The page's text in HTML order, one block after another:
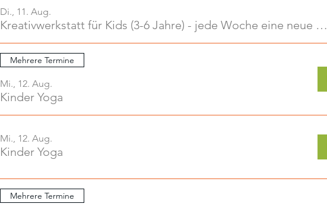
Di., 11. Aug.
Kreativwerkstatt für Kids (3-6 Jahre) - jede Woche eine neue Aktivität (2)
Mehrere Termine
Mi., 12. Aug.
Kinder Yoga
Mi., 12. Aug.
Kinder Yoga
Mehrere Termine